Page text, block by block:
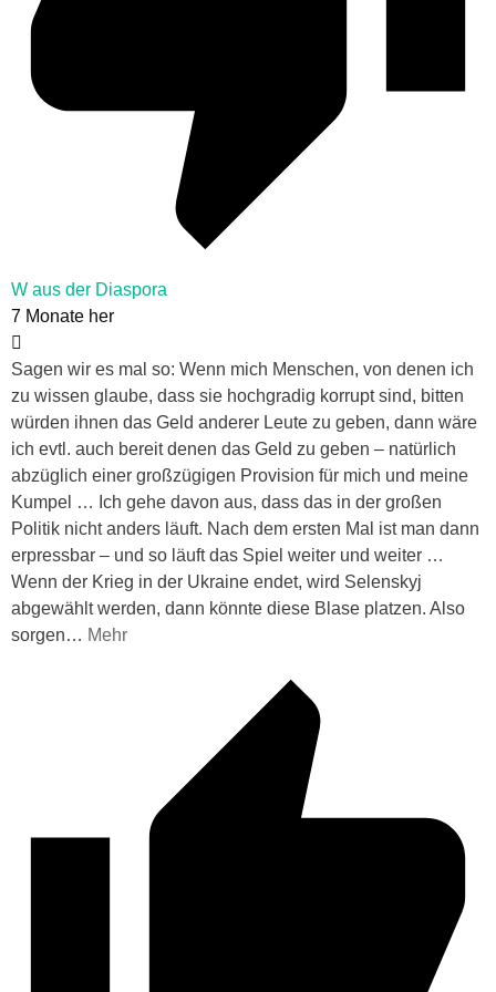
W aus der Diaspora
7 Monate her
Sagen wir es mal so: Wenn mich Menschen, von denen ich
zu wissen glaube, dass sie hochgradig korrupt sind, bitten
würden ihnen das Geld anderer Leute zu geben, dann wäre
ich evtl. auch bereit denen das Geld zu geben – natürlich
abzüglich einer großzügigen Provision für mich und meine
Kumpel … Ich gehe davon aus, dass das in der großen
Politik nicht anders läuft. Nach dem ersten Mal ist man dann
erpressbar – und so läuft das Spiel weiter und weiter …
Wenn der Krieg in der Ukraine endet, wird Selenskyj
abgewählt werden, dann könnte diese Blase platzen. Also
sorgen… Mehr